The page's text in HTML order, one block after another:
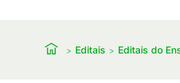
Editais Editais do